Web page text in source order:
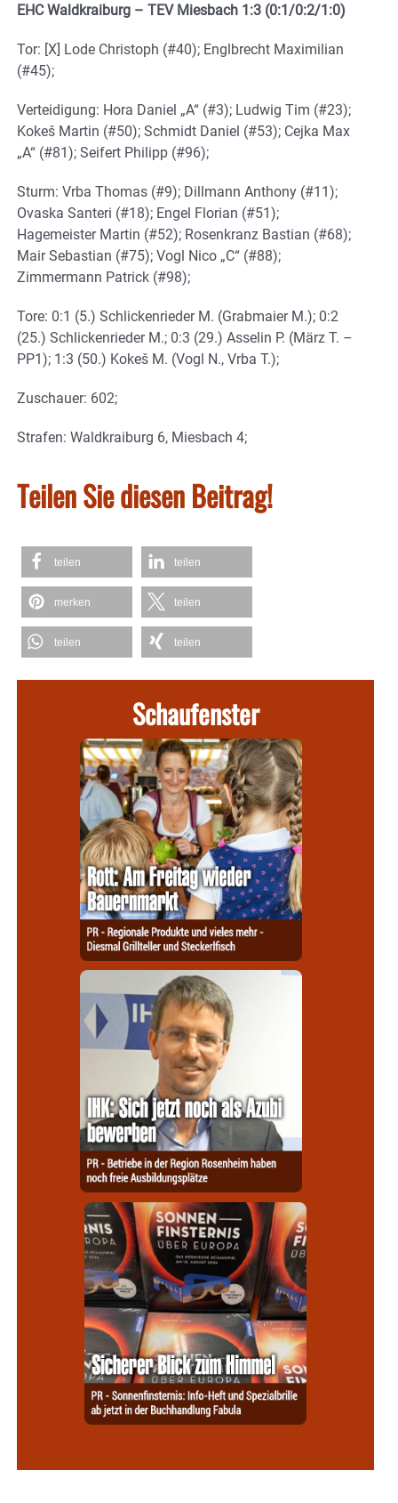
EHC Waldkraiburg – TEV Miesbach 1:3 (0:1/0:2/1:0)
Tor: [X] Lode Christoph (#40); Englbrecht Maximilian
(#45);
Verteidigung: Hora Daniel „A“ (#3); Ludwig Tim (#23);
Kokeš Martin (#50); Schmidt Daniel (#53); Cejka Max
„A“ (#81); Seifert Philipp (#96);
Sturm: Vrba Thomas (#9); Dillmann Anthony (#11);
Ovaska Santeri (#18); Engel Florian (#51);
Hagemeister Martin (#52); Rosenkranz Bastian (#68);
Mair Sebastian (#75); Vogl Nico „C“ (#88);
Zimmermann Patrick (#98);
Tore: 0:1 (5.) Schlickenrieder M. (Grabmaier M.); 0:2
(25.) Schlickenrieder M.; 0:3 (29.) Asselin P. (März T. –
PP1); 1:3 (50.) Kokeš M. (Vogl N., Vrba T.);
Zuschauer: 602;
Strafen: Waldkraiburg 6, Miesbach 4;
Teilen Sie diesen Beitrag!
teilen teilen
merken teilen
teilen teilen
Schaufenster